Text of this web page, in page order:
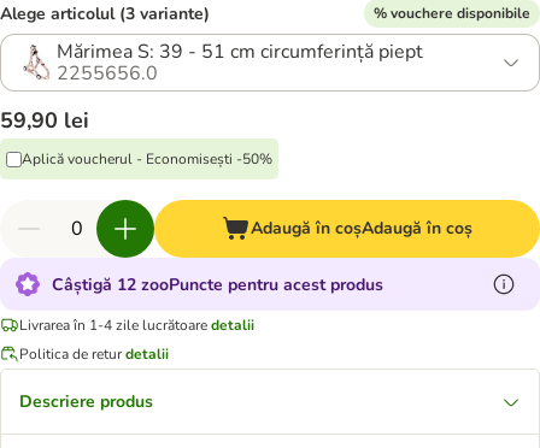
Alege articolul (3 variante) % vouchere disponibile
Mărimea S: 39 - 51 cm circumferință piept
2255656.0
59,90 lei
Aplică voucherul - Economisești -50%
Adaugă în coșAdaugă în coș
Câștigă 12 zooPuncte pentru acest produs
Livrarea în 1-4 zile lucrătoaredetalii
Politica de returdetalii
Descriere produs